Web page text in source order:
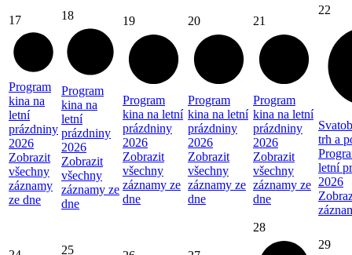
17
Program
kina na
letní
prázdniny
2026
Zobrazit
všechny
záznamy
ze dne
18
Program
kina na
letní
prázdniny
2026
Zobrazit
všechny
záznamy ze
dne
19
Program
kina na letní
prázdniny
2026
Zobrazit
všechny
záznamy ze
dne
20
Program
kina na letní
prázdniny
2026
Zobrazit
všechny
záznamy ze
dne
21
Program
kina na letní
prázdniny
2026
Zobrazit
všechny
záznamy ze
dne
22
trh a
letní
2026
25
28
29